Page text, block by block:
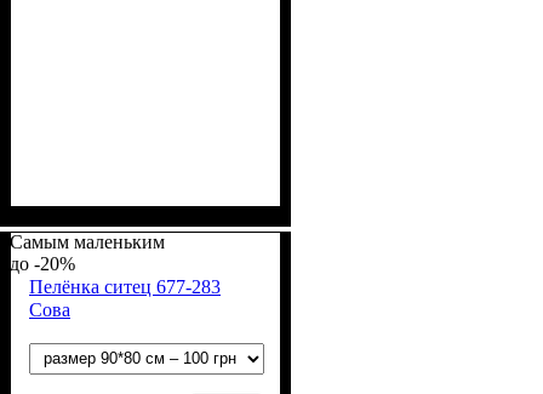
х/б)
Самым маленьким
-20%
Пелёнка ситец 677-283
Сова